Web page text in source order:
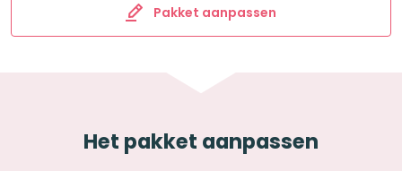
Pakket aanpassen
Het pakket aanpassen